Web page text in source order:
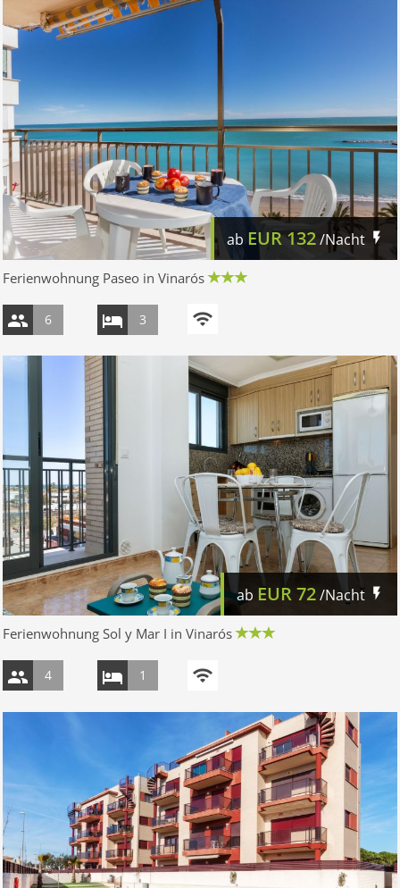
ab EUR 132/Nacht
Ferienwohnung Paseo in Vinarós
6 3
ab EUR72/Nacht
Ferienwohnung Sol y Mar I in Vinarós
4 1